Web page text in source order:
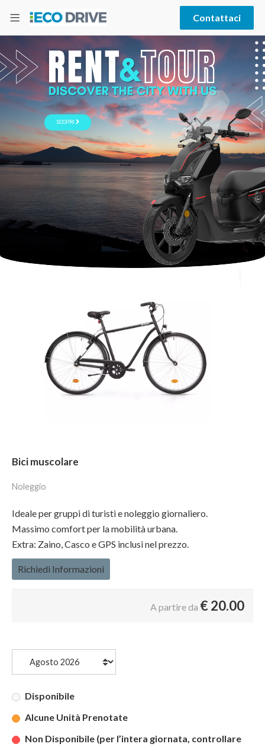
Contattaci
SCOPRI
Bici muscolare
Noleggio
Ideale per gruppi di turisti e noleggio giornaliero.
Massimo comfort per la mobilità urbana.
Extra: Zaino, Casco e GPS inclusi nel prezzo.
Richiedi Informazioni
A partire da €20.00
Disponibile
Alcune Unità Prenotate
Non Disponibile (per l’intera giornata, controllare